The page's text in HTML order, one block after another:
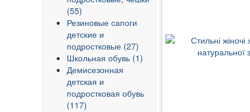
(55)
Резиновые сапоги
детские и
подростковые (27)
Школьная обувь (1)
Демисезонная
детская и
подростковая обувь
(117)